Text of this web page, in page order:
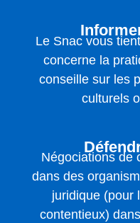
Le Snac vous
concerne la
conseille sur les
culturels
Négociations de
dans des
juridique (pour
contentieux)